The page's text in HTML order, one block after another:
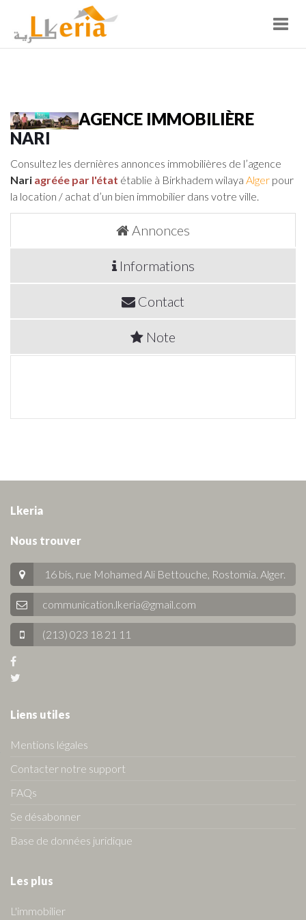
AGENCE IMMOBILIÈRE
NARI
Consultez les dernières annonces immobilières de l’agence
Nari agréée par l'état établie à Birkhadem wilaya Alger pour
la location / achat d’un bien immobilier dans votre ville.
Annonces
Informations
Contact
Note
Lkeria
Nous trouver
16 bis, rue Mohamed Ali Bettouche, Rostomia. Alger.
communication.lkeria@gmail.com
(213) 023 18 21 11
Liens utiles
Mentions légales
Contacter notre support
FAQs
Se désabonner
Base de données juridique
Les plus
L'immobilier